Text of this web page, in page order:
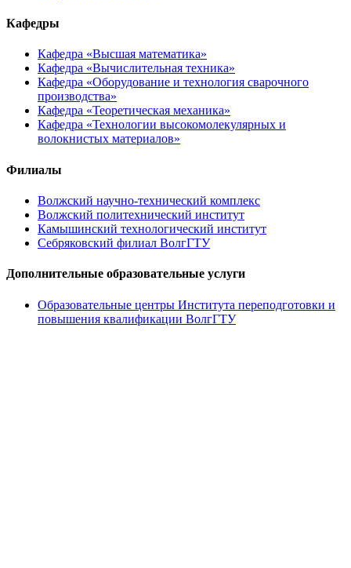
Кафедры
Кафедра «Высшая математика»
Кафедра «Вычислительная техника»
Кафедра «Оборудование и технология сварочного
производства»
Кафедра «Теоретическая механика»
Кафедра «Технологии высокомолекулярных и
волокнистых материалов»
Филиалы
Волжский научно-технический комплекс
Волжский политехнический институт
Камышинский технологический институт
Себряковский филиал ВолгГТУ
Дополнительные образовательные услуги
Образовательные центры Института переподготовки и
повышения квалификации ВолгГТУ